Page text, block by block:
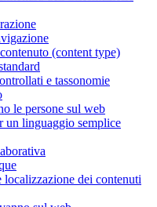
(content type)
e tassonomie
le persone sul web
un linguaggio semplice
localizzazione dei contenuti